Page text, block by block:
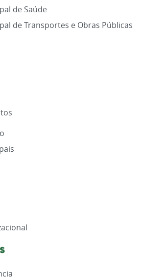
de Saúde
de Transportes e Obras Públicas